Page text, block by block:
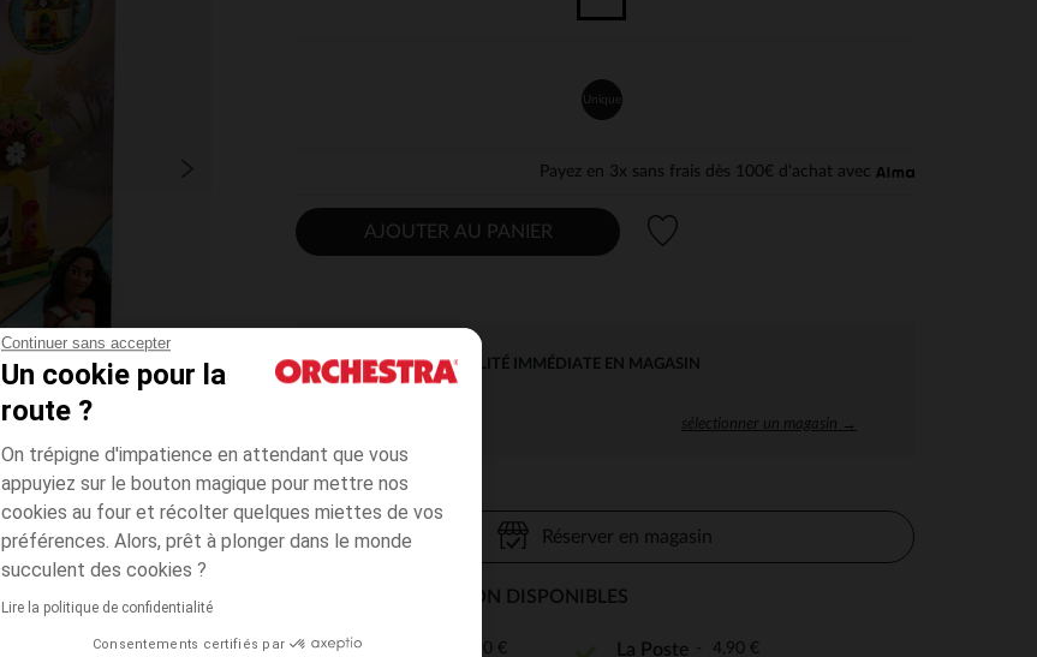
Continuer sans accepter
Un cookie pour la
route ?
On trépigne d'impatience en attendant que vous
appuyiez sur le bouton magique pour mettre nos
cookies au four et récolter quelques miettes de vos
préférences. Alors, prêt à plonger dans le monde
succulent des cookies ?
Lire la politique de confidentialité
Consentements certifiés par
Unique
Payez en 3x sans frais dès 100€ d'achat avec
AJOUTER AU PANIER
DISPONIBILITÉ IMMÉDIATE EN MAGASIN
sélectionner un magasin →
Réserver en magasin
MODES DE LIVRAISON DISPONIBLES
Point Relais 4,90 € La Poste 4,90 €